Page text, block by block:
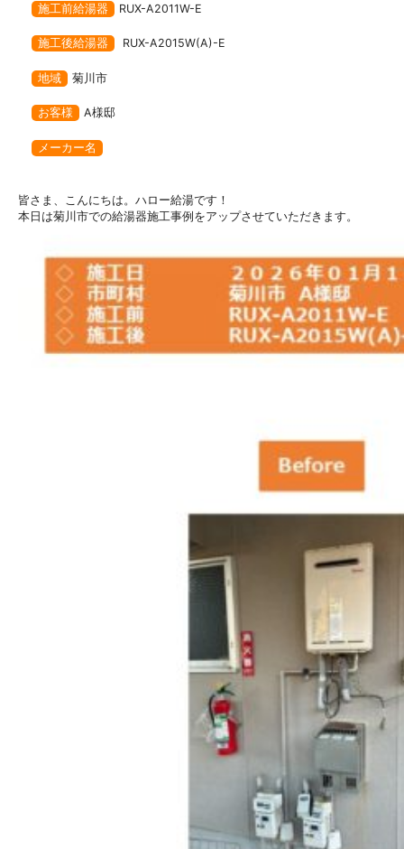
施工前給湯器 RUX-A2011W-E
施工後給湯器 RUX-A2015W(A)-E
地域 菊川市
お客様 A様邸
メーカー名
皆さま、こんにちは。ハロー給湯です！
本日は菊川市での給湯器施工事例をアップさせていただきます。